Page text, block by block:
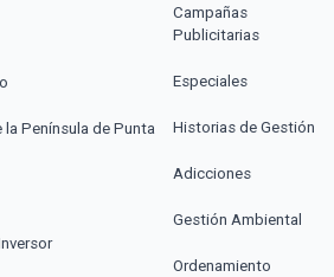
la Península de Punta
Campañas
Publicitarias
Especiales
Historias de Gestión
Adicciones
Gestión Ambiental
Ordenamiento